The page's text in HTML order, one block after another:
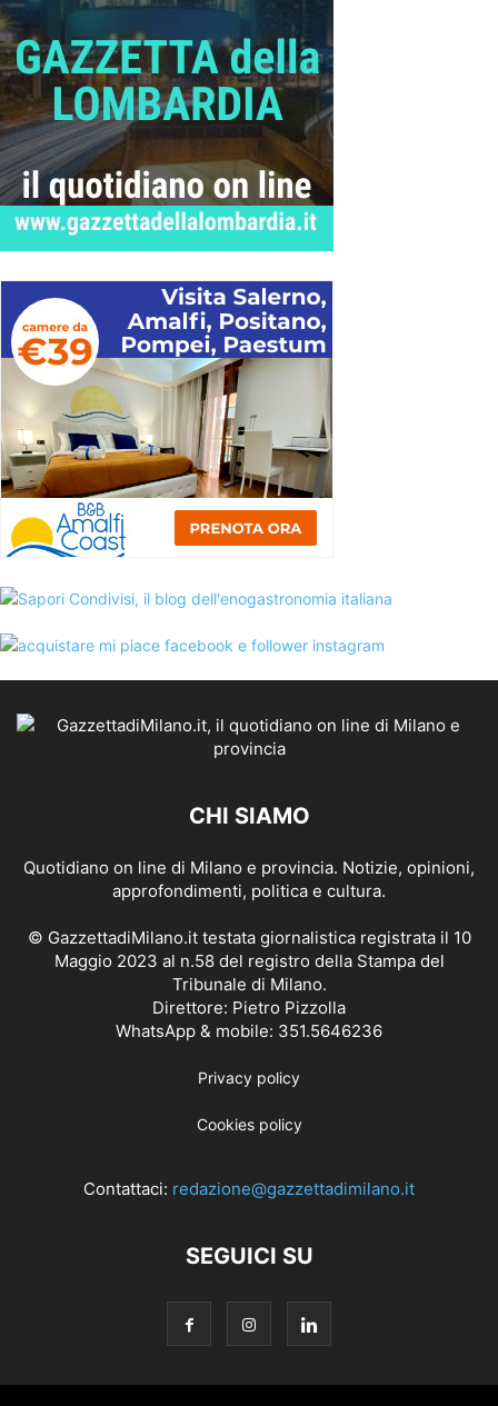
CHI SIAMO
Quotidiano on line di Milano e provincia. Notizie, opinioni,
approfondimenti, politica e cultura.
© GazzettadiMilano.it testata giornalistica registrata il 10
Maggio 2023 al n.58 del registro della Stampa del
Tribunale di Milano.
Direttore: Pietro Pizzolla
WhatsApp & mobile: 351.5646236
Privacy policy
Cookies policy
Contattaci: redazione@gazzettadimilano.it
SEGUICI SU